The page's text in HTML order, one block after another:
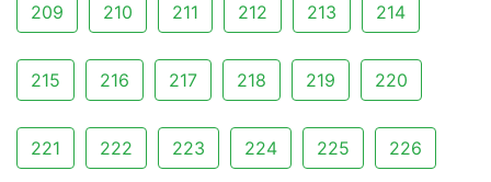
209 210 211 212 213 214
215 216 217 218 219 220
221 222 223 224 225 226